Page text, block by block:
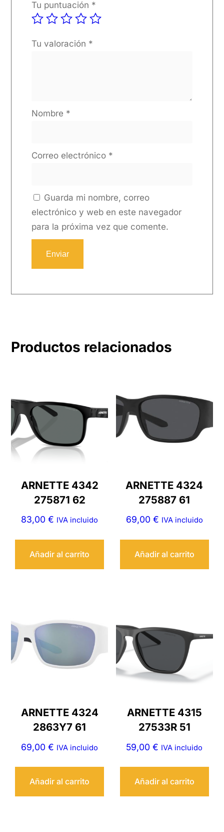
Tu puntuación *
Tu valoración *
Nombre *
Correo electrónico *
Guarda mi nombre, correo
electrónico y web en este navegador
para la próxima vez que comente.
Productos relacionados
ARNETTE 4342
275871 62
83,00€ IVA incluido
Añadir al carrito
ARNETTE 4324
275887 61
69,00 € IVA incluido
Añadir al carrito
ARNETTE 4324
2863Y7 61
69,00€ IVA incluido
Añadir al carrito
ARNETTE 4315
27533R 51
59,00€ IVA incluido
Añadir al carrito